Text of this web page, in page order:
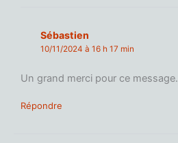
Sébastien
10/11/2024 à 16 h 17 min
Un grand merci pour ce message.
Répondre